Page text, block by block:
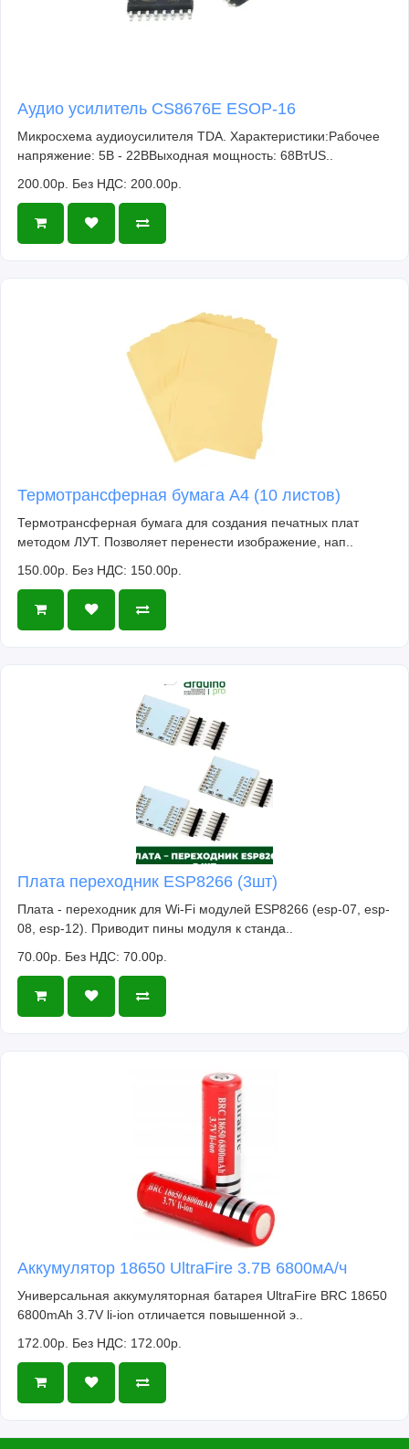
Аудио усилитель CS8676E ESOP-16
Микросхема аудиоусилителя TDA. Характеристики:Рабочее
напряжение: 5В - 22ВВыходная мощность: 68ВтUS..
200.00р. Без НДС: 200.00р.
Термотрансферная бумага А4 (10 листов)
Термотрансферная бумага для создания печатных плат
методом ЛУТ. Позволяет перенести изображение, нап..
150.00р. Без НДС: 150.00р.
Плата переходник ESP8266 (3шт)
Плата - переходник для Wi-Fi модулей ESP8266 (esp-07, esp-
08, esp-12). Приводит пины модуля к станда..
70.00р. Без НДС: 70.00р.
Аккумулятор 18650 UltraFire 3.7В 6800мА/ч
Универсальная аккумуляторная батарея UltraFire BRC 18650
6800mAh 3.7V li-ion отличается повышенной э..
172.00р. Без НДС: 172.00р.